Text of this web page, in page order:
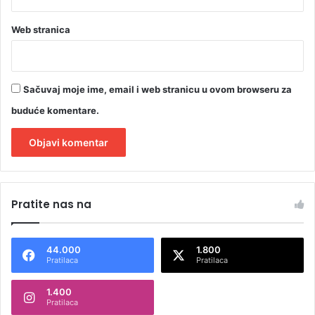
Web stranica
Sačuvaj moje ime, email i web stranicu u ovom browseru za
buduće komentare.
t
n
Pratite nas na
44.000
Pratilaca
1.800
Pratilaca
1.400
Pratilaca